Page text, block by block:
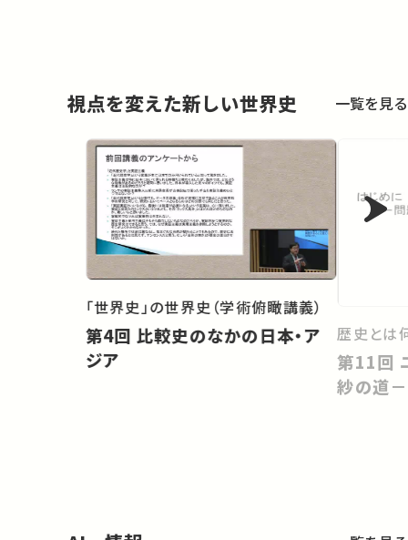
視点を変えた新しい世界史 一覧を見る
「世界史」の世界史（学術俯瞰講義）
第4回 比較史のなかの日本・ア
ジア
歴史とは
第11回 ユーラシア東西交易と更
紗の道